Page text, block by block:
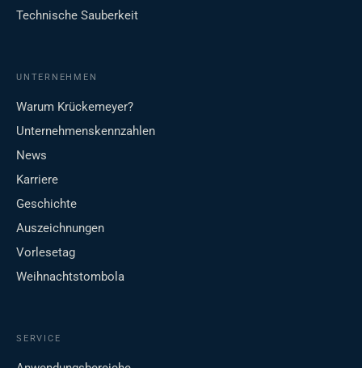
Technische Sauberkeit
UNTERNEHMEN
Warum Krückemeyer?
Unternehmenskennzahlen
News
Karriere
Geschichte
Auszeichnungen
Vorlesetag
Weihnachtstombola
SERVICE